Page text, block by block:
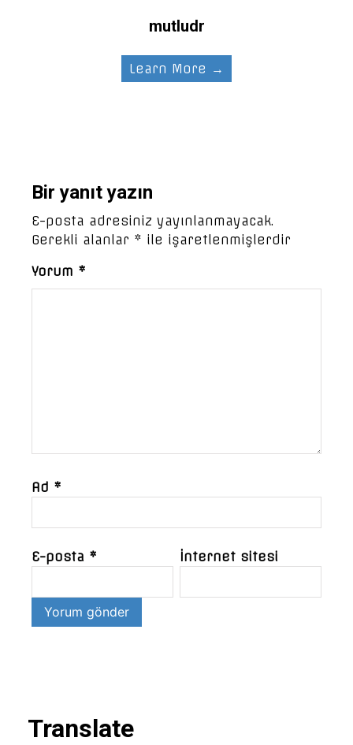
mutludr
Learn More →
Bir yanıt yazın
E-posta adresiniz yayınlanmayacak.
Gerekli alanlar * ile işaretlenmişlerdir
Yorum *
Ad *
E-posta * İnternet sitesi
Translate